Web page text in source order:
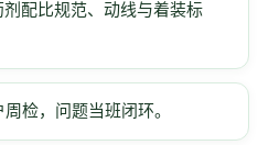
配比规范、动线与着装标
检，问题当班闭环。